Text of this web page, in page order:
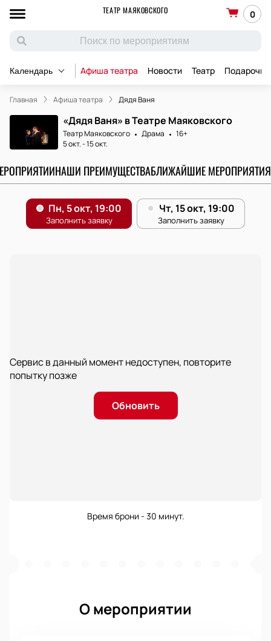
ТЕАТР МАЯКОВСКОГО 0
Календарь Афиша театра Новости Театр
Главная Афиша театра Дядя Ваня
«Дядя Ваня» в Театре Маяковского
Театр Маяковского Драма
16+
5 окт.-15 окт.
НАШИ ПРЕИМУЩЕСТВАБЛИЖАЙШИЕ МЕРОПРИЯТИЯ
Сервис в данный момент недоступен, повторите
попытку позже
Обновить
Время брони - 30 минут.
О мероприятии